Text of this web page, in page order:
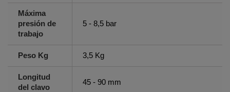
Máxima
presión de
trabajo
5 - 8,5 bar
Peso Kg 3,5 Kg
Longitud
del clavo
45 - 90 mm